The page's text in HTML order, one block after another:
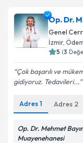
Op. Dr.
Genel
İzmir,
5 (3
Çok başarılı ve
gidiyoruz. Tedavileri...
Adres 1 Adres 2
Op. Dr. Mehmet
Muayenehanesi